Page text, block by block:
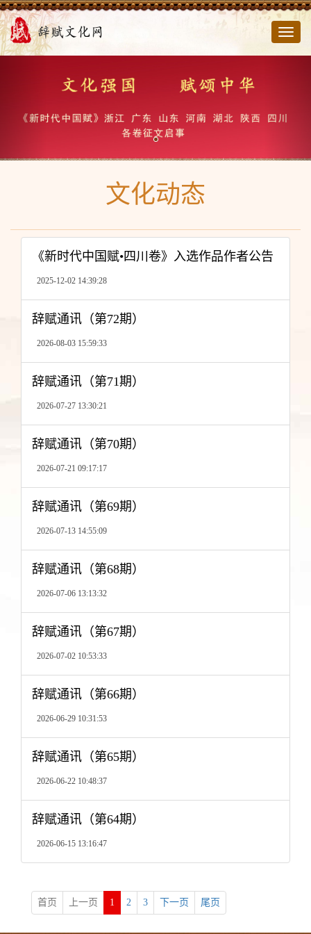
切
文化动态
《新时代中国赋•四川卷》入选作品作者公告
2025-12-02 14:39:28
辞赋通讯（第72期）
2026-08-03 15:59:33
辞赋通讯（第71期）
2026-07-27 13:30:21
辞赋通讯（第70期）
2026-07-21 09:17:17
辞赋通讯（第69期）
2026-07-13 14:55:09
辞赋通讯（第68期）
2026-07-06 13:13:32
辞赋通讯（第67期）
2026-07-02 10:53:33
辞赋通讯（第66期）
2026-06-29 10:31:53
辞赋通讯（第65期）
2026-06-22 10:48:37
辞赋通讯（第64期）
2026-06-15 13:16:47
首页 上一页 1 2 3 下一页 尾页